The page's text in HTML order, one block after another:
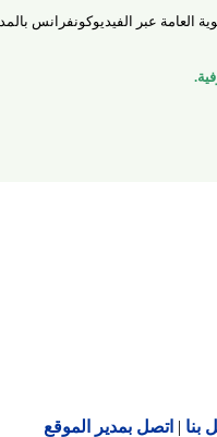
عبر الفيديوكونفرانس بالمديرية.
| اتصل بمدير الموقع